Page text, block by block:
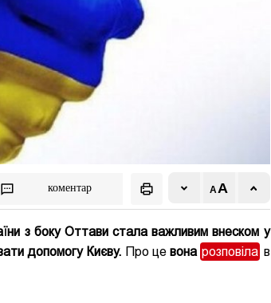
коментар
з боку Оттави стала важливим внеском у
допомогу Києву. Про цевона розповіла в